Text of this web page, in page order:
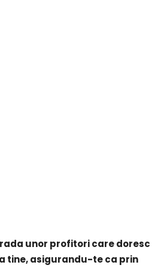
unor profitori care doresc
tine, asigurandu-te ca prin